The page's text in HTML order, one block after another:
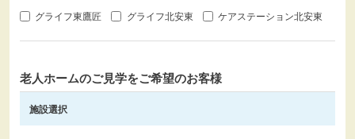
グライフ東鷹匠 グライフ北安東 ケアステーション北安東
老人ホームのご見学をご希望のお客様
施設選択